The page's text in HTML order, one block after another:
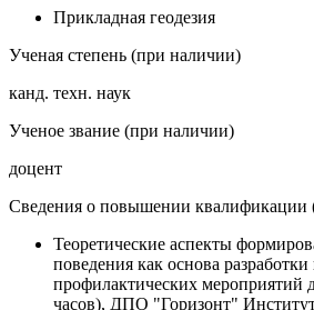
Прикладная геодезия
Ученая степень (при наличии)
канд. техн. наук
Ученое звание (при наличии)
доцент
Сведения о повышении квалификации
Теоретические аспекты
поведения как основа разработки
профилактических мероприятий
часов), ДПО "Горизонт"